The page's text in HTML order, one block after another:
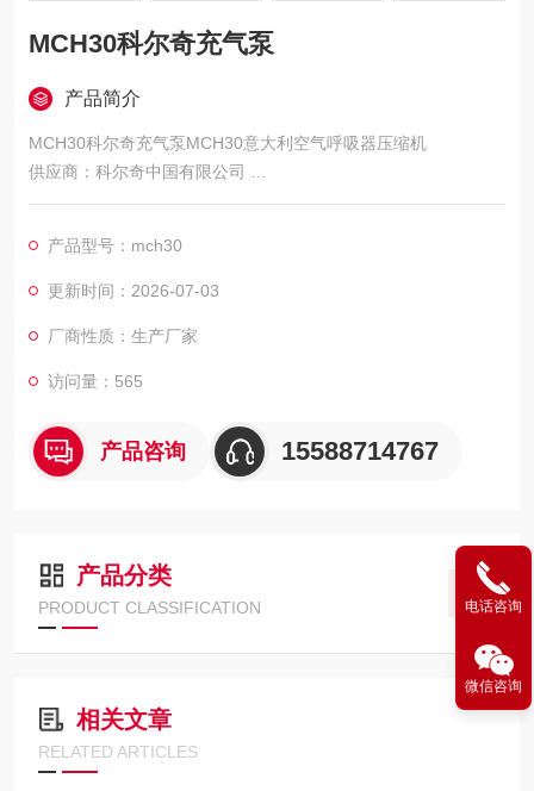
MCH30科尔奇充气泵
产品简介
MCH30科尔奇充气泵MCH30意大利空气呼吸器压缩机
供应商：科尔奇中国有限公司
MCH30空压机价格，供应MCH30空压机，MCH30空压机
美好未来!
每一份产品，每一份放心"我们的庄严！“服务于安全！服务于健
产品型号：mch30
更新时间：2026-07-03
厂商性质：生产厂家
访问量：565
产品咨询 15588714767
产品分类
PRODUCT CLASSIFICATION
相关文章
RELATED ARTICLES
电话咨询
微信咨询